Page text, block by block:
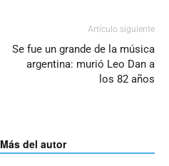
Artículo siguiente
Se fue un grande de la música
argentina: murió Leo Dan a
los 82 años
Más del autor